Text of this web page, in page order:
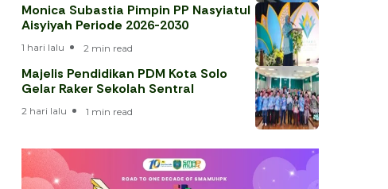
Monica Subastia Pimpin PP Nasyiatul
Aisyiyah Periode 2026-2030
1 hari lalu 2 min read
Majelis Pendidikan PDM Kota Solo
Gelar Raker Sekolah Sentral
2 hari lalu 1 min read